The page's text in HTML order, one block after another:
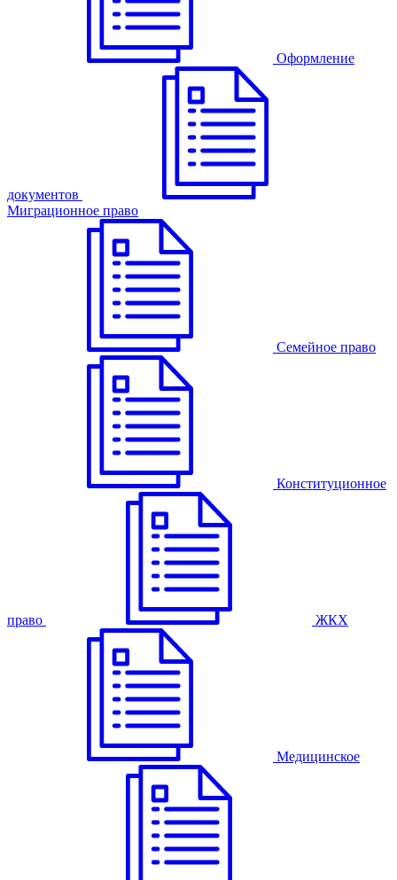
Оформление
документов
Миграционное право
Семейное право
Конституционное
право ЖКХ
Медицинское